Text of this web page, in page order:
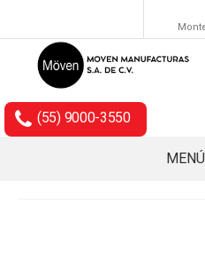
(55) 9000-3550
MENÚ